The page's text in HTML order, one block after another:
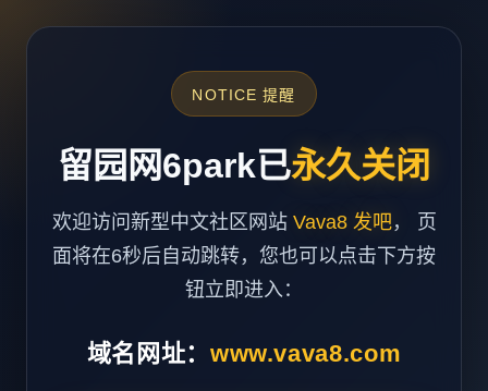
NOTICE 提醒
留园网6park已永久关闭
欢迎访问新型中文社区网站 Vava8 发吧， 页
面将在6秒后自动跳转，您也可以点击下方按
钮立即进入：
域名网址： www.vava8.com